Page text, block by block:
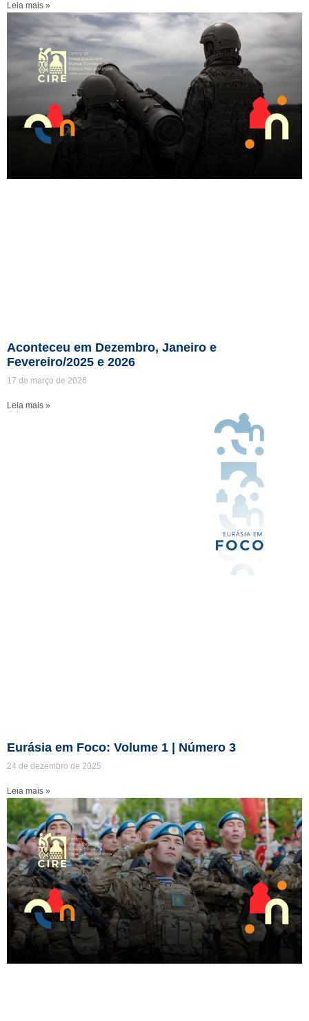
Leia mais »
Aconteceu em Dezembro, Janeiro e
Fevereiro/2025 e 2026
17 de março de 2026
Leia mais »
Eurásia em Foco: Volume 1 | Número 3
24 de dezembro de 2025
Leia mais »